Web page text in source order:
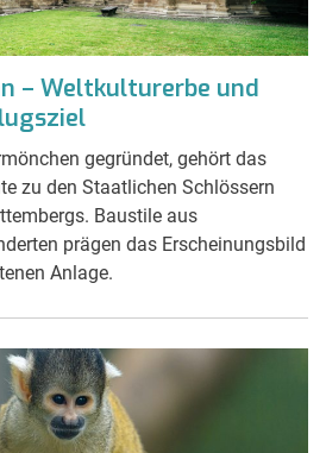
– Weltkulturerbe und
gegründet, gehört das
zu den Staatlichen Schlössern
Baustile aus
prägen das Erscheinungsbild
Anlage.